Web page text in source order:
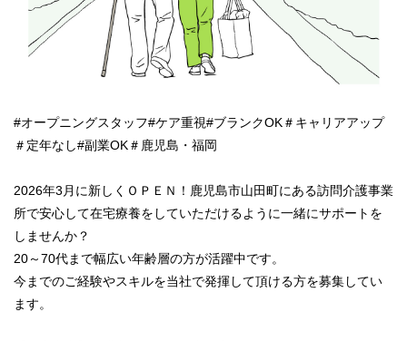
#オープニングスタッフ#ケア重視#ブランクOK＃キャリアアップ
＃定年なし#副業OK＃鹿児島・福岡
2026年3月に新しくＯＰＥＮ！鹿児島市山田町にある訪問介護事業
所で安心して在宅療養をしていただけるように一緒にサポートを
しませんか？
20～70代まで幅広い年齢層の方が活躍中です。
今までのご経験やスキルを当社で発揮して頂ける方を募集してい
ます。